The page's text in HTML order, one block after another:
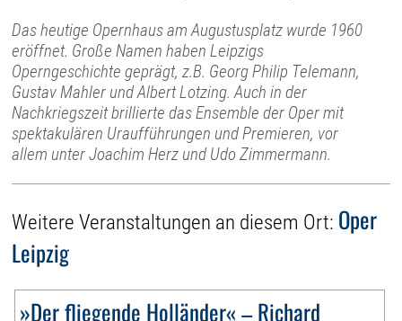
Das heutige Opernhaus am Augustusplatz wurde 1960
eröffnet. Große Namen haben Leipzigs
Operngeschichte geprägt, z.B. Georg Philip Telemann,
Gustav Mahler und Albert Lotzing. Auch in der
Nachkriegszeit brillierte das Ensemble der Oper mit
spektakulären Uraufführungen und Premieren, vor
allem unter Joachim Herz und Udo Zimmermann.
Weitere Veranstaltungen an diesem Ort: Oper
Leipzig
»Der fliegende Holländer« – Richard